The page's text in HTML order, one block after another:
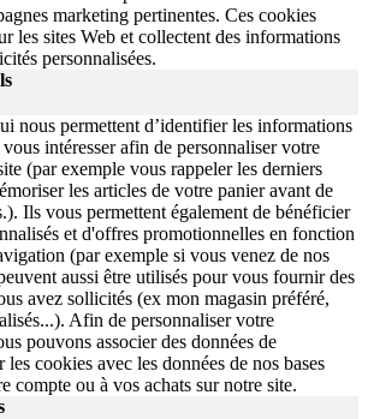
marketing pertinentes. Ces cookies
les sites Web et collectent des informations
personnalisées.
nous permettent d’identifier les informations
intéresser afin de personnaliser votre
(par exemple vous rappeler les derniers
les articles de votre panier avant de
Ils vous permettent également de bénéficier
et d'offres promotionnelles en fonction
(par exemple si vous venez de nos
aussi être utilisés pour vous fournir des
avez sollicités (ex mon magasin préféré,
Afin de personnaliser votre
pouvons associer des données de
cookies avec les données de nos bases
compte ou à vos achats sur notre site.